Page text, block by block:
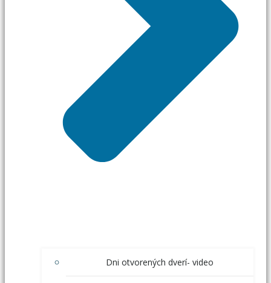
Dni otvorených dverí- video